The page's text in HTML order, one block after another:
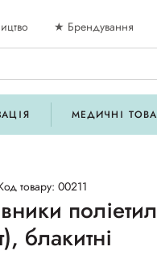
★ Брендування
МЕДИЧНІ
товару: 00211
блакитні